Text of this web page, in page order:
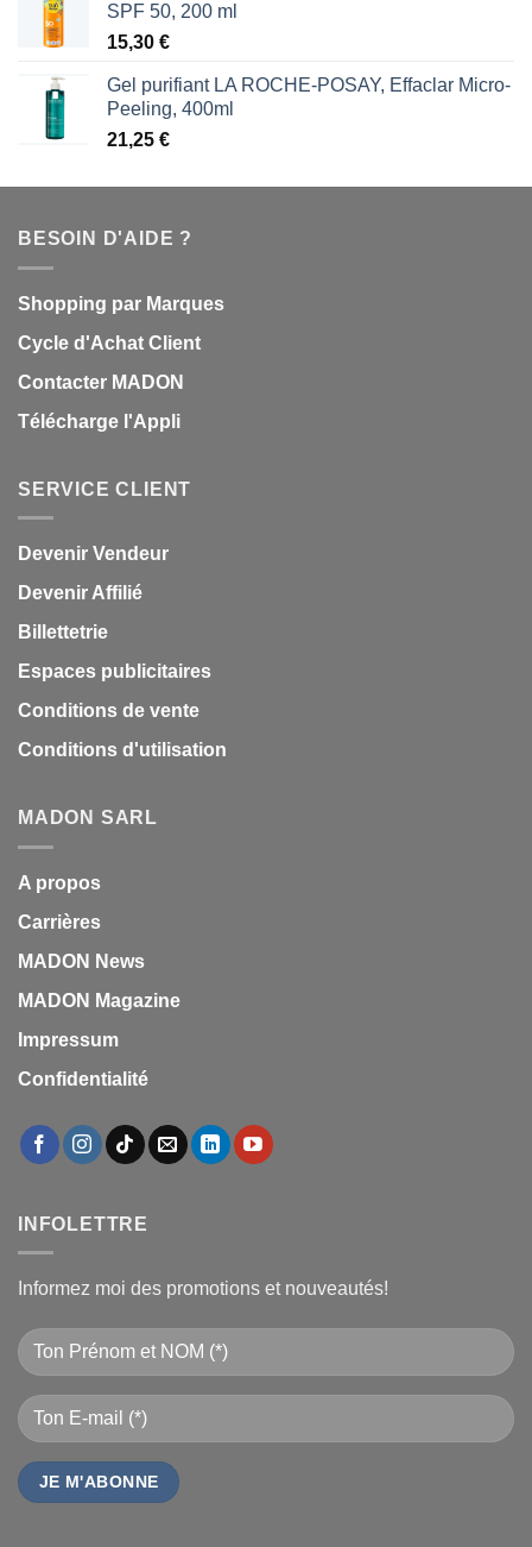
SPF 50, 200 ml
15,30 €
Gel purifiant LA ROCHE-POSAY, Effaclar Micro-
Peeling, 400ml
21,25 €
BESOIN D'AIDE ?
Shopping par Marques
Cycle d'Achat Client
Contacter MADON
Télécharge l'Appli
SERVICE CLIENT
Devenir Vendeur
Devenir Affilié
Billettetrie
Espaces publicitaires
Conditions de vente
Conditions d'utilisation
MADON SARL
A propos
Carrières
MADON News
MADON Magazine
Impressum
Confidentialité
INFOLETTRE
Informez moi des promotions et nouveautés!